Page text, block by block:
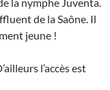
de la Saône. Il
jeune !
l’accès est